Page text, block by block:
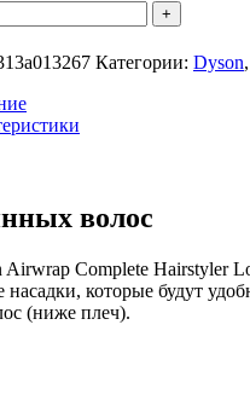
Категории: Dyson,
волос
Complete Hairstyler
которые будут
(ниже плеч).